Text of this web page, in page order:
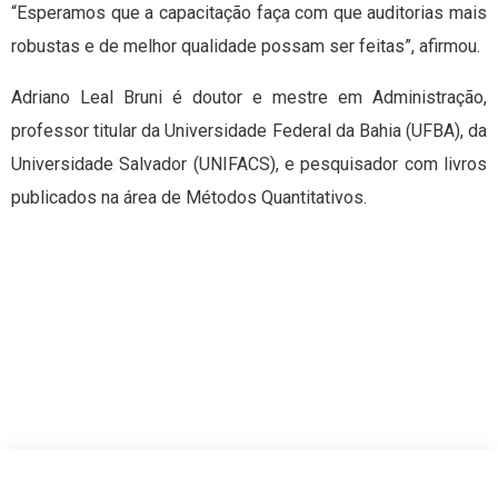
“Esperamos que a capacitação faça com que auditorias mais
robustas e de melhor qualidade possam ser feitas”, afirmou.
Adriano Leal Bruni é doutor e mestre em Administração,
professor titular da Universidade Federal da Bahia (UFBA), da
Universidade Salvador (UNIFACS), e pesquisador com livros
publicados na área de Métodos Quantitativos.